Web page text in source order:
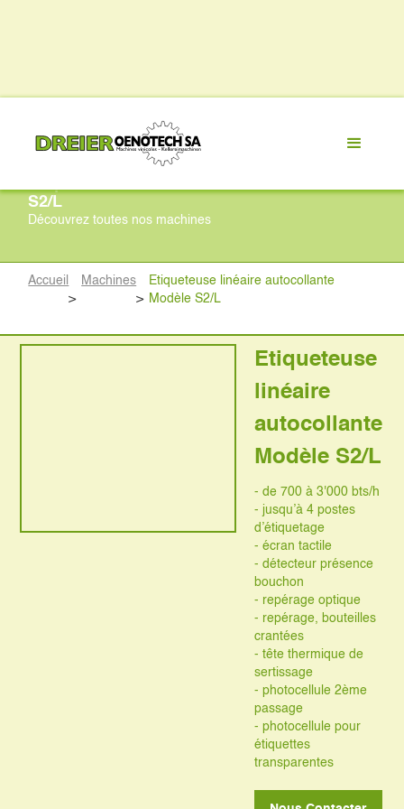
S2/L
Découvrez toutes nos machines
Accueil
>
Machines
>
Etiqueteuse linéaire autocollante
Modèle S2/L
Etiqueteuse
linéaire
autocollante
Modèle S2/L
- de 700 à 3'000 bts/h
- jusqu’à 4 postes
d’étiquetage
- écran tactile
- détecteur présence
bouchon
- repérage optique
- repérage, bouteilles
crantées
- tête thermique de
sertissage
- photocellule 2ème
passage
- photocellule pour
étiquettes
transparentes